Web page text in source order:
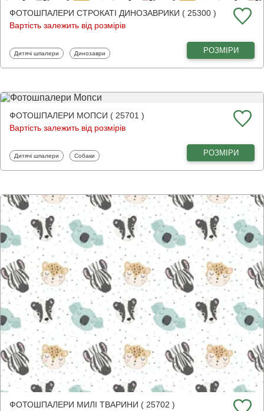
ФОТОШПАЛЕРИ СТРОКАТІ ДИНОЗАВРИКИ ( 25300 )
Вартість залежить від розмірів
Фотошпалери
Дитячі шпалери Фотошпалери
Динозаври РОЗМІРИ
ФОТОШПАЛЕРИ МОПСИ ( 25701 )
Вартість залежить від розмірів
Фотошпалери
Дитячі шпалери Фотошпалери
Собаки РОЗМІРИ
ФОТОШПАЛЕРИ МИЛІ ТВАРИНИ ( 25702 )